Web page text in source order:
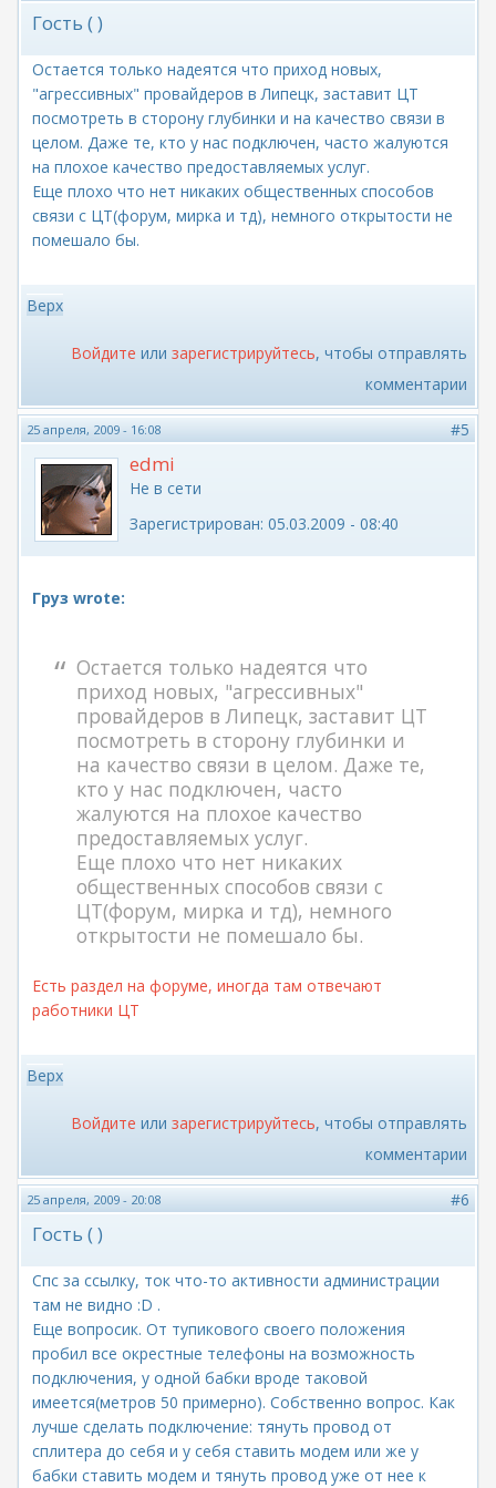
Гость ( )
Остается только надеятся что приход новых,
"агрессивных" провайдеров в Липецк, заставит ЦТ
посмотреть в сторону глубинки и на качество связи в
целом. Даже те, кто у нас подключен, часто жалуются
на плохое качество предоставляемых услуг.
Еще плохо что нет никаких общественных способов
связи с ЦТ(форум, мирка и тд), немного открытости не
помешало бы.
Верх
Войдите или зарегистрируйтесь, чтобы отправлять
комментарии
25 апреля, 2009 - 16:08 #5
edmi
Не в сети
Зарегистрирован: 05.03.2009 - 08:40
Груз wrote:
Остается только надеятся что
приход новых, "агрессивных"
провайдеров в Липецк, заставит ЦТ
посмотреть в сторону глубинки и
на качество связи в целом. Даже те,
кто у нас подключен, часто
жалуются на плохое качество
предоставляемых услуг.
Еще плохо что нет никаких
общественных способов связи с
ЦТ(форум, мирка и тд), немного
открытости не помешало бы.
Есть раздел на форуме, иногда там отвечают
работники ЦТ
Верх
Войдите или зарегистрируйтесь, чтобы отправлять
комментарии
25 апреля, 2009 - 20:08 #6
Гость ( )
Спс за ссылку, ток что-то активности администрации
там не видно :D .
Еще вопросик. От тупикового своего положения
пробил все окрестные телефоны на возможность
подключения, у одной бабки вроде таковой
имеется(метров 50 примерно). Собственно вопрос. Как
лучше сделать подключение: тянуть провод от
сплитера до себя и у себя ставить модем или же у
бабки ставить модем и тянуть провод уже от нее к